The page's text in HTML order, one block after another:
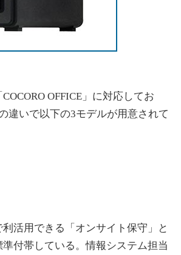
OFFICE」に対応してお
違いで以下の3モデルが用意されて
活用できる「オンサイト保守」と
付帯している。情報システム担当